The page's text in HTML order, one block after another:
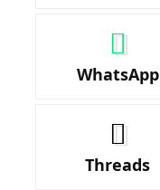
WhatsApp
Threads